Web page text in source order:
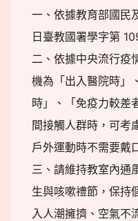
一、依據教育部國民
日臺教國署學字第
二、依據中央流行疫
機為「出入醫院時」
時」、「免疫力較差
間接觸人群時，可考
戶外運動時不需要戴
三、請維持教室內通
生與咳嗽禮節，保持
入人潮擁擠、空氣不